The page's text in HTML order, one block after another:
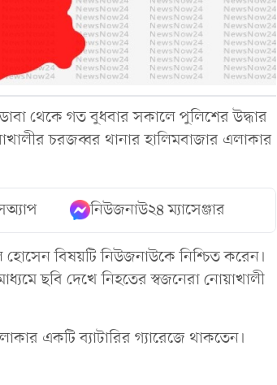
থেকে গত বুধবার সকালে পুলিশের উদ্ধার
চরজব্বর থানার হালিমবাজার এলাকার
নিউজনাউ২৪ ম্যাসেঞ্জার
হোসেন বিষয়টি নিউজনাউকে নিশ্চিত করেন।
ছবি দেখে নিহতের স্বজনেরা নোয়াখালী
একটি ব্যাটারির গ্যারেজে থাকতেন।